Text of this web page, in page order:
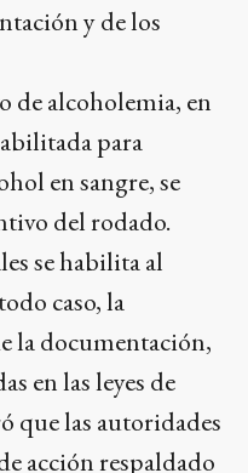
y de los
de alcoholemia, en
para
en sangre, se
del rodado.
se habilita al
caso, la
la documentación,
en las leyes de
que las autoridades
acción respaldado